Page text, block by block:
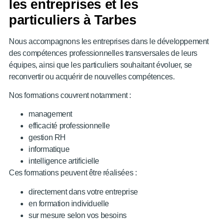
les entreprises et les
particuliers à Tarbes
Nous accompagnons les entreprises dans le développement
des compétences professionnelles transversales de leurs
équipes, ainsi que les particuliers souhaitant évoluer, se
reconvertir ou acquérir de nouvelles compétences.
Nos formations couvrent notamment :
management
efficacité professionnelle
gestion RH
informatique
intelligence artificielle
Ces formations peuvent être réalisées :
directement dans votre entreprise
en formation individuelle
sur mesure selon vos besoins